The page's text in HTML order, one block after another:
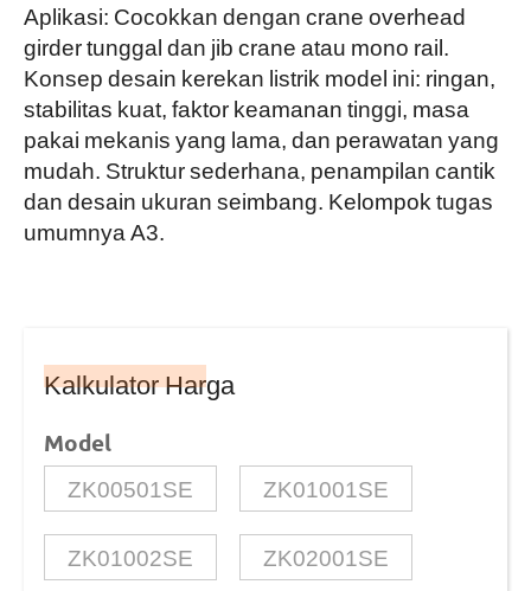
Aplikasi: Cocokkan dengan crane overhead
girder tunggal dan jib crane atau mono rail.
Konsep desain kerekan listrik model ini: ringan,
stabilitas kuat, faktor keamanan tinggi, masa
pakai mekanis yang lama, dan perawatan yang
mudah. Struktur sederhana, penampilan cantik
dan desain ukuran seimbang. Kelompok tugas
umumnya A3.
Kalkulator Harga
Model
ZK00501SE ZK01001SE
ZK01002SE ZK02001SE